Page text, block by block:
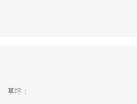
草坪：